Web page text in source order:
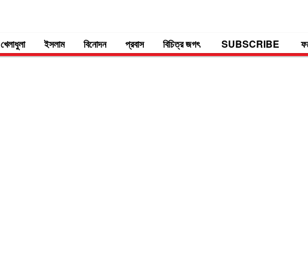
খেলাধুলা ইসলাম বিনোদন প্রবাস বিচিত্র জগৎ SUBSCRIBE